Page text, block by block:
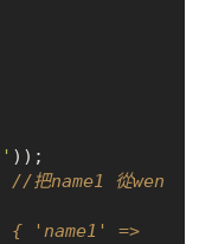
));
//把name1 從wen
{ 'name1' =>